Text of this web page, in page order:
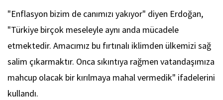
"Enflasyon bizim de canımızı yakıyor" diyen Erdoğan,
"Türkiye birçok meseleyle aynı anda mücadele
etmektedir. Amacımız bu fırtınalı iklimden ülkemizi sağ
salim çıkarmaktır. Onca sıkıntıya rağmen vatandaşımıza
mahcup olacak bir kırılmaya mahal vermedik" ifadelerini
kullandı.